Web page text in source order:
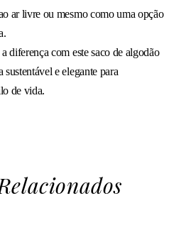
ar livre ou mesmo como uma opção
diferença com este saco de algodão
e elegante para
de vida.